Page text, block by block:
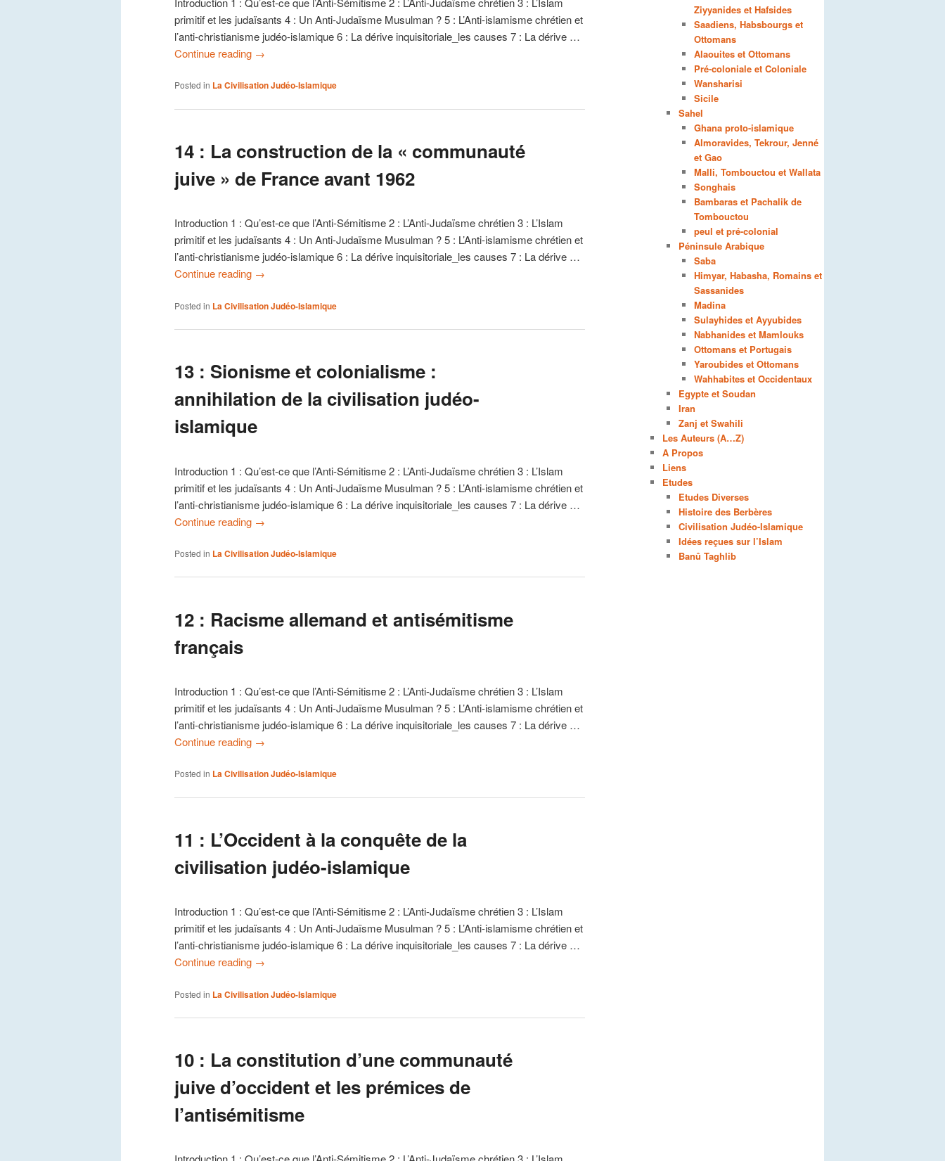
primitif et les judaïsants 4 : Un Anti-Judaïsme Musulman ? 5 : L’Anti-islamisme chrétien et
l’anti-christianisme judéo-islamique 6 : La dérive inquisitoriale_les causes 7 : La dérive …
Continue reading →
Posted in La Civilisation Judéo-Islamique
14 : La construction de la « communauté
juive » de France avant 1962
Introduction 1 : Qu’est-ce que l’Anti-Sémitisme 2 : L’Anti-Judaïsme chrétien 3 : L’Islam
primitif et les judaïsants 4 : Un Anti-Judaïsme Musulman ? 5 : L’Anti-islamisme chrétien et
l’anti-christianisme judéo-islamique 6 : La dérive inquisitoriale_les causes 7 : La dérive …
Continue reading →
Posted in La Civilisation Judéo-Islamique
13 : Sionisme et colonialisme :
annihilation de la civilisation judéo-
islamique
Introduction 1 : Qu’est-ce que l’Anti-Sémitisme 2 : L’Anti-Judaïsme chrétien 3 : L’Islam
primitif et les judaïsants 4 : Un Anti-Judaïsme Musulman ? 5 : L’Anti-islamisme chrétien et
l’anti-christianisme judéo-islamique 6 : La dérive inquisitoriale_les causes 7 : La dérive …
Continue reading →
Posted in La Civilisation Judéo-Islamique
12 : Racisme allemand et antisémitisme
français
Introduction 1 : Qu’est-ce que l’Anti-Sémitisme 2 : L’Anti-Judaïsme chrétien 3 : L’Islam
primitif et les judaïsants 4 : Un Anti-Judaïsme Musulman ? 5 : L’Anti-islamisme chrétien et
l’anti-christianisme judéo-islamique 6 : La dérive inquisitoriale_les causes 7 : La dérive …
Continue reading →
Posted in La Civilisation Judéo-Islamique
11 : L’Occident à la conquête de la
civilisation judéo-islamique
Introduction 1 : Qu’est-ce que l’Anti-Sémitisme 2 : L’Anti-Judaïsme chrétien 3 : L’Islam
primitif et les judaïsants 4 : Un Anti-Judaïsme Musulman ? 5 : L’Anti-islamisme chrétien et
l’anti-christianisme judéo-islamique 6 : La dérive inquisitoriale_les causes 7 : La dérive …
Continue reading →
Posted in La Civilisation Judéo-Islamique
10 : La constitution d’une communauté
juive d’occident et les prémices de
l’antisémitisme
Ziyyanides et Hafsides
Saadiens, Habsbourgs et
Ottomans
Alaouites et Ottomans
Pré-coloniale et Coloniale
Wansharisi
Sicile
Sahel
Ghana proto-islamique
Almoravides, Tekrour, Jenné
et Gao
Malli, Tombouctou et Wallata
Songhais
Bambaras et Pachalik de
Tombouctou
peul et pré-colonial
Péninsule Arabique
Saba
Himyar, Habasha, Romains et
Sassanides
Madina
Sulayhides et Ayyubides
Nabhanides et Mamlouks
Ottomans et Portugais
Yaroubides et Ottomans
Wahhabites et Occidentaux
Egypte et Soudan
Iran
Zanj et Swahili
Les Auteurs (A…Z)
A Propos
Liens
Etudes
Etudes Diverses
Histoire des Berbères
Civilisation Judéo-Islamique
Idées reçues sur l’Islam
Banû Taghlib